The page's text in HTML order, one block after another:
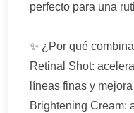
perfecto para una
✨ ¿Por qué
Retinal Shot:
líneas finas y
Brightening Cream: